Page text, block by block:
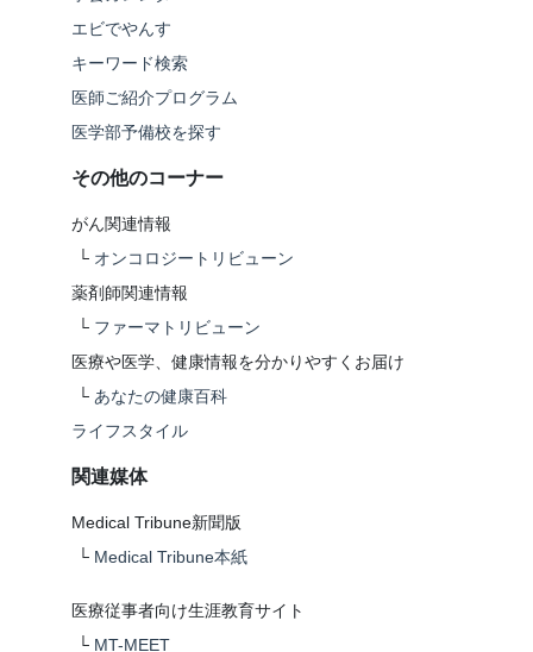
エビでやんす
キーワード検索
医師ご紹介プログラム
医学部予備校を探す
その他のコーナー
がん関連情報
└ オンコロジートリビューン
薬剤師関連情報
└ ファーマトリビューン
医療や医学、健康情報を分かりやすくお届け
└ あなたの健康百科
ライフスタイル
関連媒体
Medical Tribune新聞版
└ Medical Tribune本紙
医療従事者向け生涯教育サイト
└ MT-MEET